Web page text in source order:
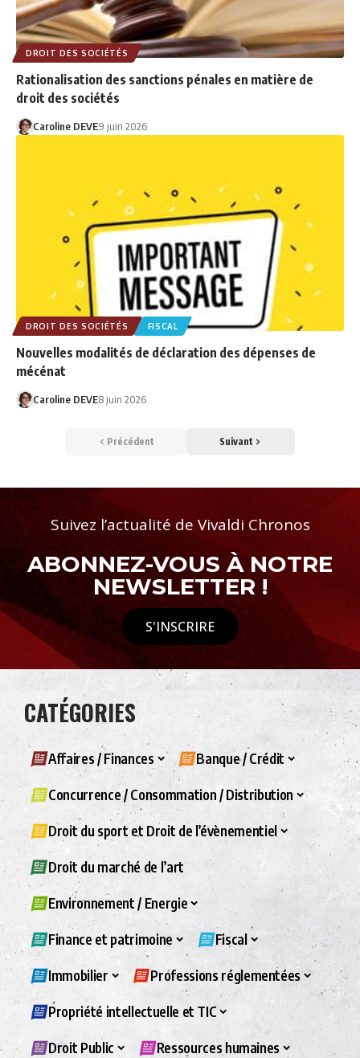
DROIT DES SOCIÉTÉS
Rationalisation des sanctions pénales en matière de
droit des sociétés
Caroline DEVE9 juin 2026
DROIT DES SOCIÉTÉS FISCAL
Nouvelles modalités de déclaration des dépenses de
mécénat
Caroline DEVE8 juin 2026
Précédent Suivant
Suivez l’actualité de Vivaldi Chronos
ABONNEZ-VOUS À NOTRE
NEWSLETTER !
S'INSCRIRE
CATÉGORIES
Affaires / Finances Banque / Crédit
Concurrence / Consommation / Distribution
Droit du sport et Droit de l’évènementiel
Droit du marché de l’art
Environnement / Energie
Finance et patrimoine Fiscal
Immobilier Professions réglementées
Propriété intellectuelle et TIC
Droit Public Ressources humaines